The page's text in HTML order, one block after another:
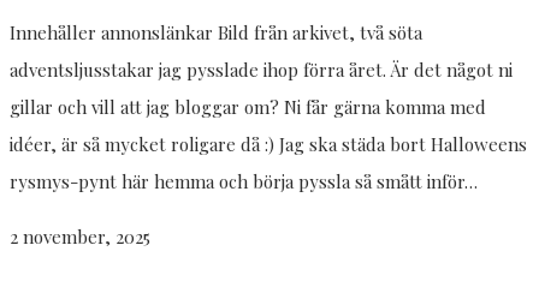
Innehåller annonslänkar Bild från arkivet, två söta
adventsljusstakar jag pysslade ihop förra året. Är det något ni
gillar och vill att jag bloggar om? Ni får gärna komma med
idéer, är så mycket roligare då :) Jag ska städa bort Halloweens
rysmys-pynt här hemma och börja pyssla så smått inför…
2 november, 2025